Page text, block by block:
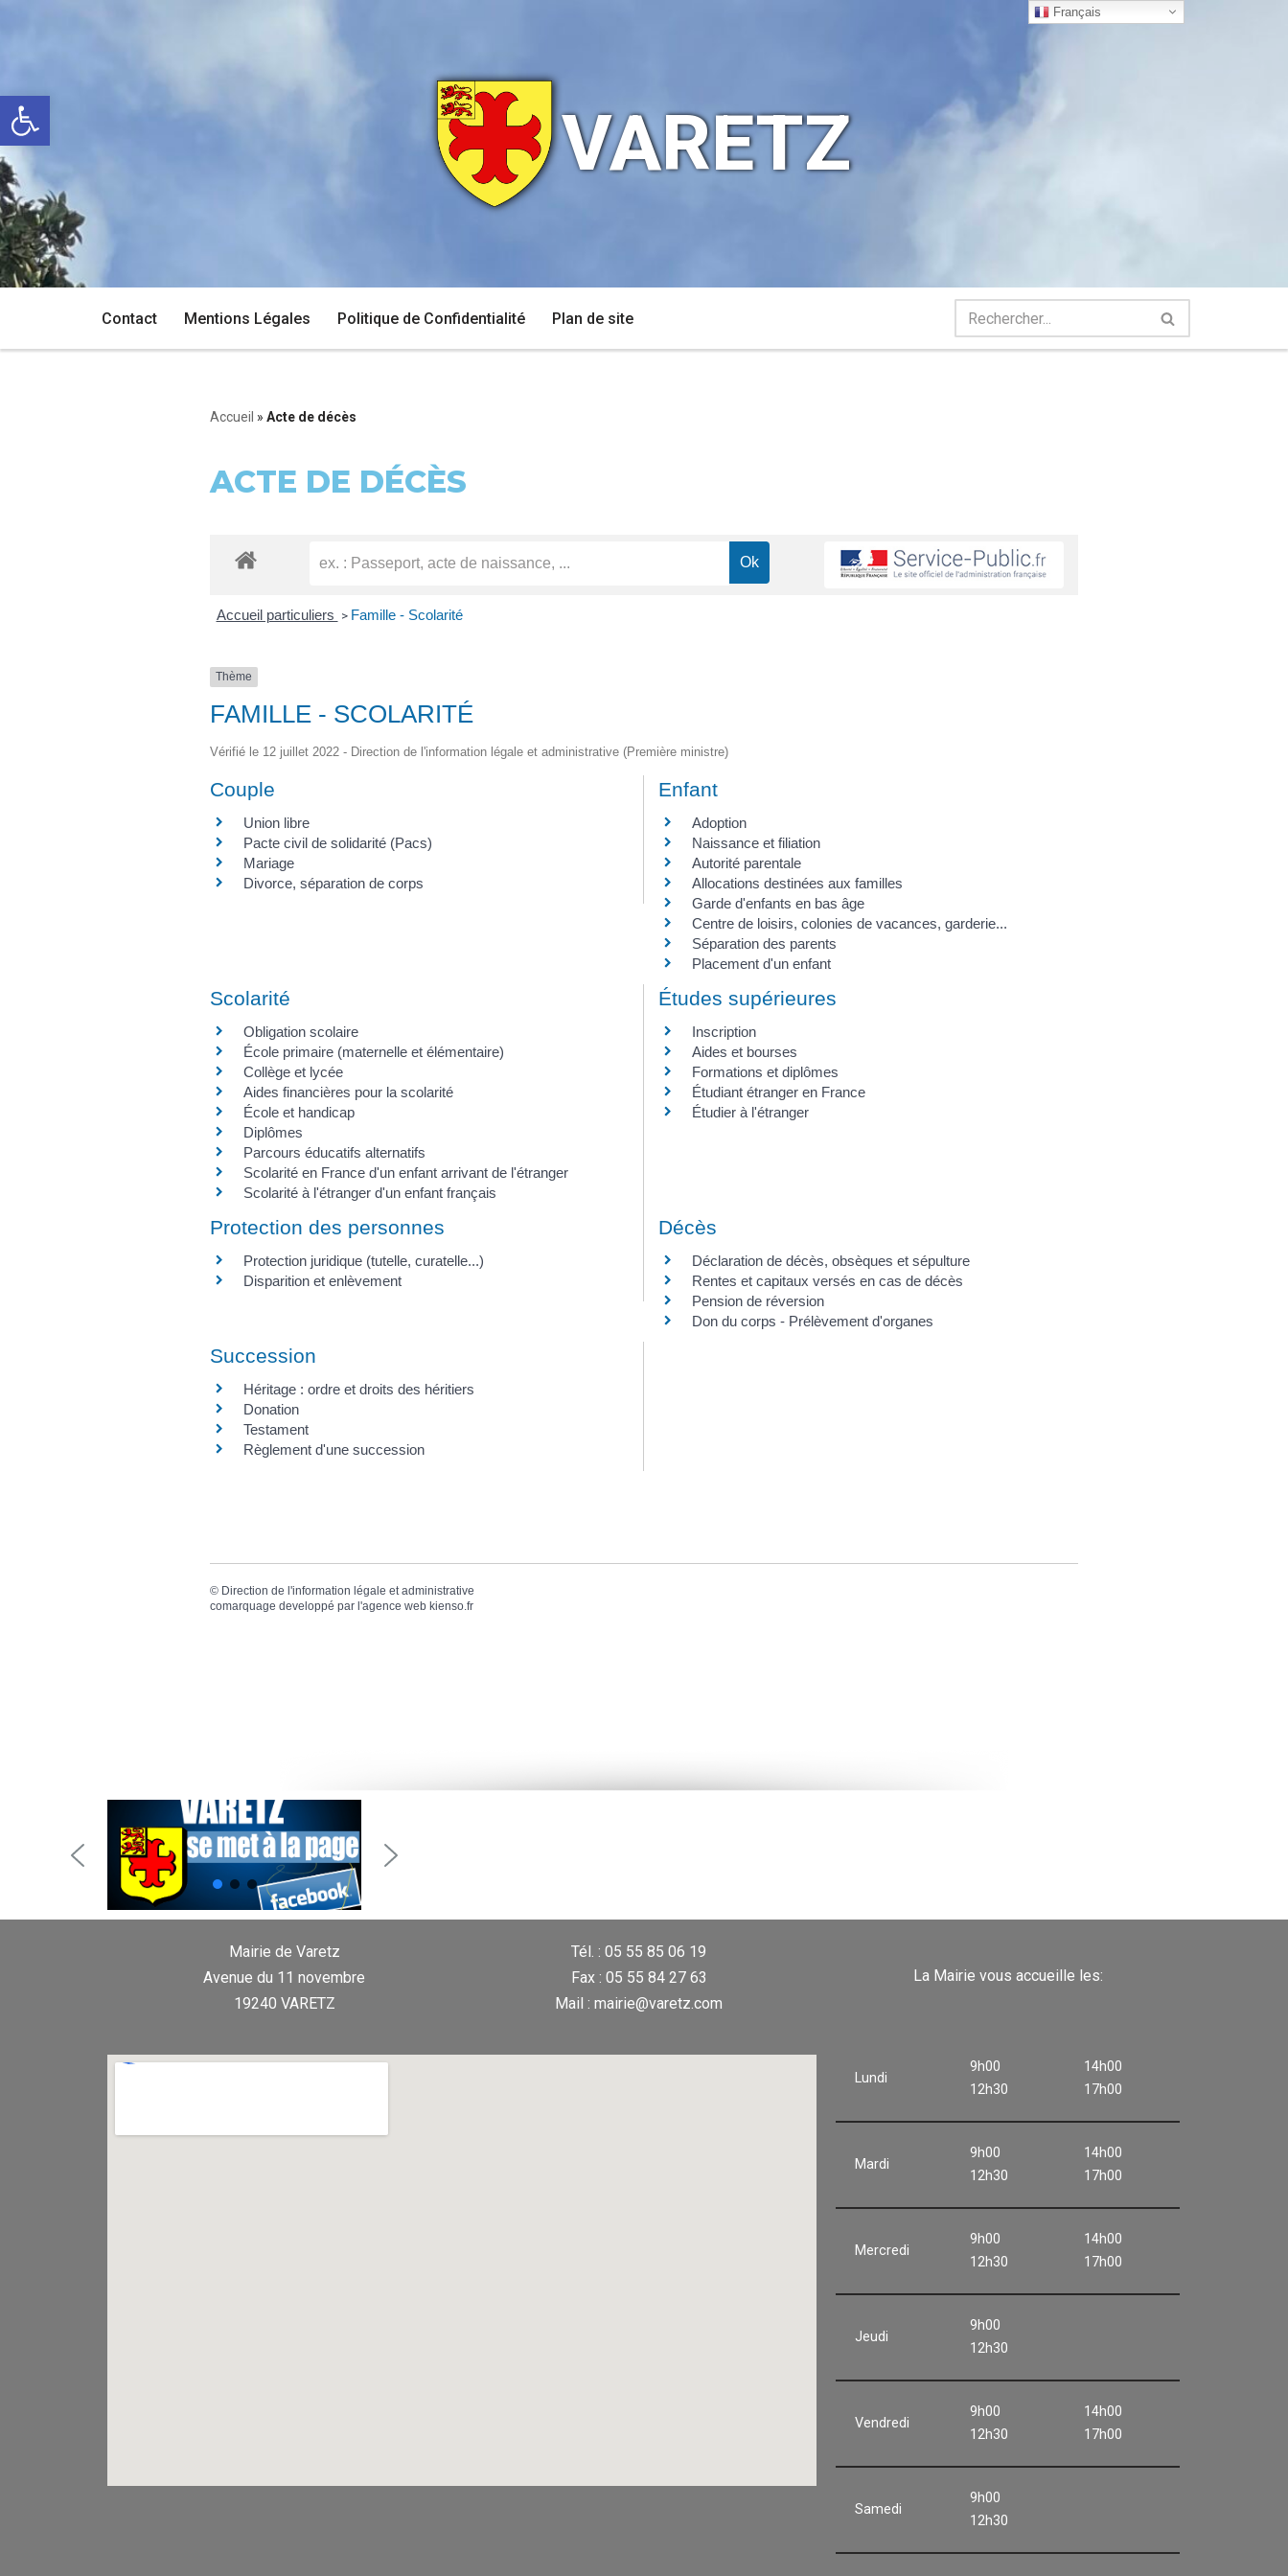
Ouvrir la barre d’outils
contenu
VARETZ
Contact Mentions Légales Politique de Confidentialité Plan de site
Accueil » Acte de décès
ACTE DE DÉCÈS
Accueil particuliers > Famille - Scolarité
Thème
FAMILLE - SCOLARITÉ
Vérifié le 12 juillet 2022 - Direction de l'information légale et administrative (Première ministre)
Couple
Union libre
Pacte civil de solidarité (Pacs)
Mariage
Divorce, séparation de corps
Enfant
Adoption
Naissance et filiation
Autorité parentale
Allocations destinées aux familles
Garde d'enfants en bas âge
Centre de loisirs, colonies de vacances, garderie...
Séparation des parents
Placement d'un enfant
Scolarité
Obligation scolaire
École primaire (maternelle et élémentaire)
Collège et lycée
Aides financières pour la scolarité
École et handicap
Diplômes
Parcours éducatifs alternatifs
Scolarité en France d'un enfant arrivant de l'étranger
Scolarité à l'étranger d'un enfant français
Études supérieures
Inscription
Aides et bourses
Formations et diplômes
Étudiant étranger en France
Étudier à l'étranger
Protection des personnes
Protection juridique (tutelle, curatelle...)
Disparition et enlèvement
Décès
Déclaration de décès, obsèques et sépulture
Rentes et capitaux versés en cas de décès
Pension de réversion
Don du corps - Prélèvement d'organes
Succession
Héritage : ordre et droits des héritiers
Donation
Testament
Règlement d'une succession
© Direction de l'information légale et administrative
comarquage developpé par l'agence web kienso.fr
Mairie de Varetz
Avenue du 11 novembre
19240 VARETZ
Tél. : 05 55 85 06 19
Fax : 05 55 84 27 63
Mail : mairie@varetz.com
La Mairie vous accueille les:
Lundi
9h00
12h30
14h00
17h00
Mardi
9h00
12h30
14h00
17h00
Mercredi
9h00
12h30
14h00
17h00
Jeudi
9h00
12h30
Vendredi
9h00
12h30
14h00
17h00
Samedi
9h00
12h30
Français